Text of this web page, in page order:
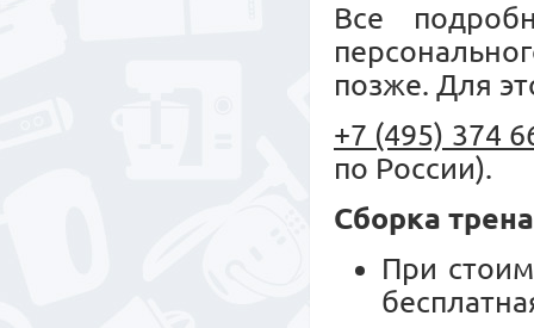
Все
позже. Для
+7 (495) 374
по России).
Сборка
При